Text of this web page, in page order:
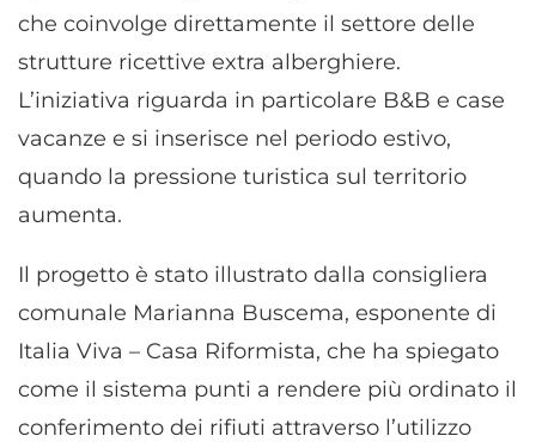
che coinvolge direttamente il settore delle
strutture ricettive extra alberghiere.
L’iniziativa riguarda in particolare B&B e case
vacanze e si inserisce nel periodo estivo,
quando la pressione turistica sul territorio
aumenta.
Il progetto è stato illustrato dalla consigliera
comunale Marianna Buscema, esponente di
Italia Viva – Casa Riformista, che ha spiegato
come il sistema punti a rendere più ordinato il
conferimento dei rifiuti attraverso l’utilizzo